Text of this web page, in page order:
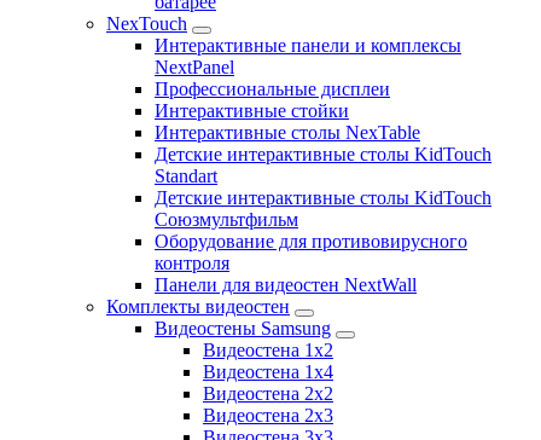
NexTouch
Интерактивные панели и комплексы
NextPanel
Профессиональные дисплеи
Интерактивные стойки
Интерактивные столы NexTable
Детские интерактивные столы KidTouch
Standart
Детские интерактивные столы KidTouch
Союзмультфильм
Оборудование для противовирусного
контроля
Панели для видеостен NextWall
Комплекты видеостен
Видеостены Samsung
Видеостена 1x2
Видеостена 1x4
Видеостена 2x2
Видеостена 2х3